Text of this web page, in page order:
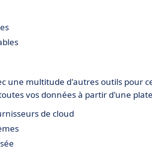
une multitude d'autres outils pour
vos données à partir d'une
de cloud